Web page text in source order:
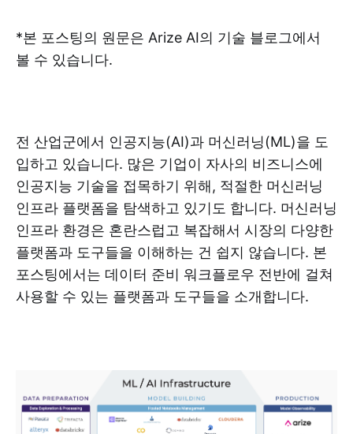
*본 포스팅의 원문은 Arize AI의 기술 블로그에서
볼 수 있습니다.
전 산업군에서 인공지능(AI)과 머신러닝(ML)을 도
입하고 있습니다. 많은 기업이 자사의 비즈니스에
인공지능 기술을 접목하기 위해, 적절한 머신러닝
인프라 플랫폼을 탐색하고 있기도 합니다. 머신러닝
인프라 환경은 혼란스럽고 복잡해서 시장의 다양한
플랫폼과 도구들을 이해하는 건 쉽지 않습니다. 본
포스팅에서는 데이터 준비 워크플로우 전반에 걸쳐
사용할 수 있는 플랫폼과 도구들을 소개합니다.